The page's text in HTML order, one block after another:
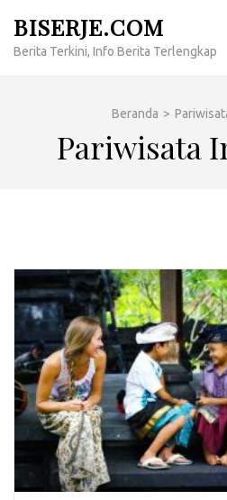
konten
BISERJE.COM
Berita Terkini, Info Berita Terlengkap
Beranda >
Pariwisata